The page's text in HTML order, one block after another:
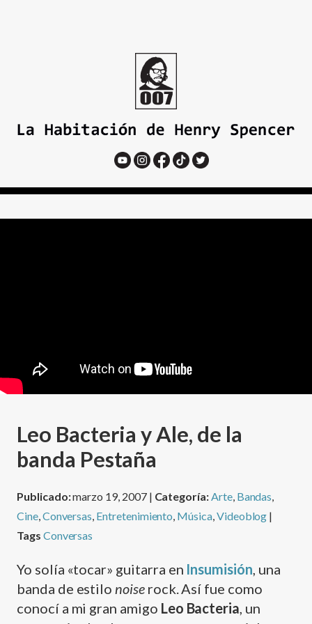
Leo Bacteria y Ale, de la
banda Pestaña
Publicado:marzo 19, 2007 | Categoría: Arte, Bandas
Cine, Conversas Entretenimiento Música, Videoblog |
Tags Conversas
Yo solí­a «tocar» guitarra en Insumisión , una
banda de estilo noiserock. Así­ fue como
conocí­ a mi gran amigo Leo Bacteria , un